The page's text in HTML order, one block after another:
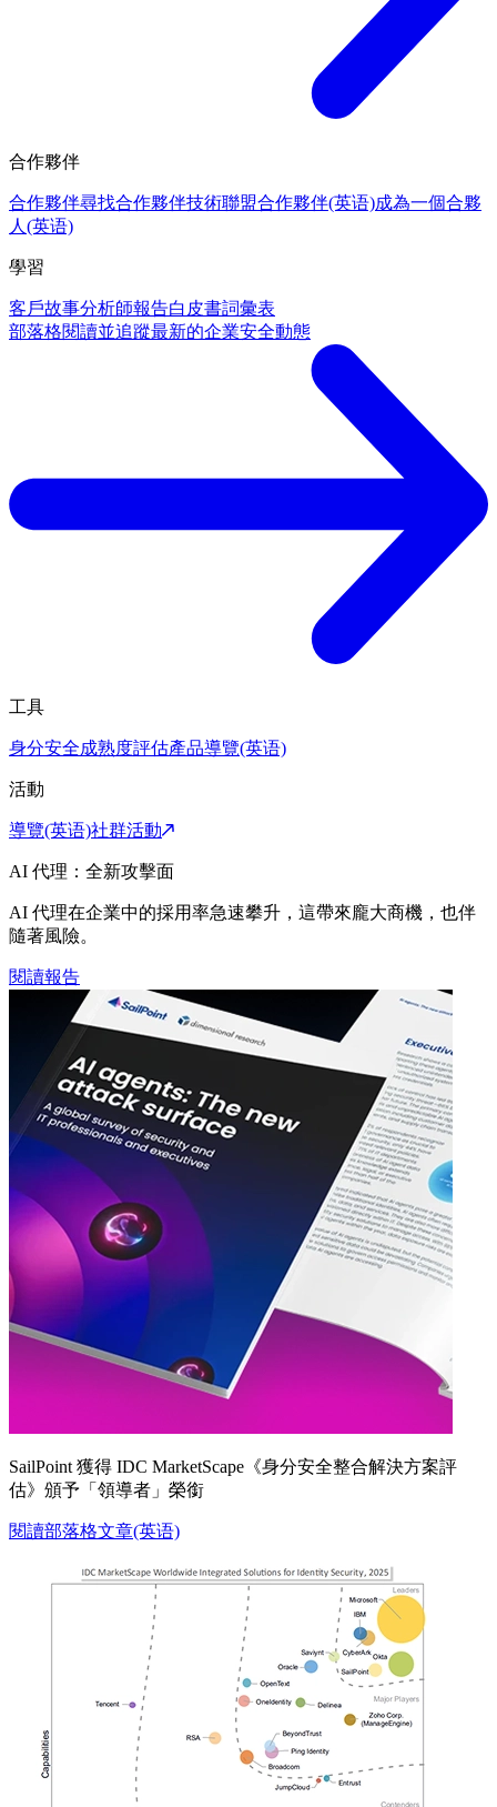
合作夥伴
合作夥伴尋找合作夥伴技術聯盟合作夥伴(英语)成為一個合夥
人(英语)
學習
客戶故事分析師報告白皮書詞彙表
部落格閱讀並追蹤最新的企業安全動態
工具
身分安全成熟度評估產品導覽(英语)
活動
導覽(英语)社群活動
AI 代理：全新攻擊面
AI 代理在企業中的採用率急速攀升，這帶來龐大商機，也伴
隨著風險。
閱讀報告
SailPoint 獲得 IDC MarketScape《身分安全整合解決方案評
估》頒予「領導者」榮銜
閱讀部落格文章(英语)